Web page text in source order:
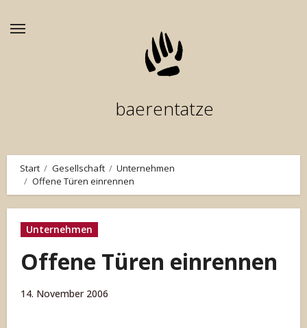
Inhalt
baerentatze
Start Gesellschaft
Unternehmen
Offene Türen einrennen
Unternehmen
Offene Türen einrennen
14. November 2006